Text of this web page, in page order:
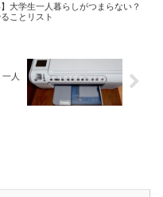
】大学生一人暮らしがつまらない？
ことリスト
人